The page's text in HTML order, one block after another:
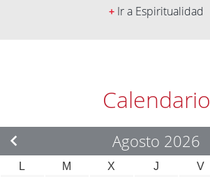
+ Ir a Espiritualidad
Calendario
Agosto 2026
L M X J V